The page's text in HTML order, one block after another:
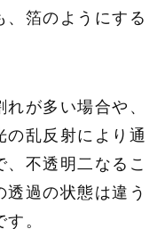
、箔のようにする
が多い場合や、
の乱反射により通
、不透明二なるこ
透過の状態は違う
。